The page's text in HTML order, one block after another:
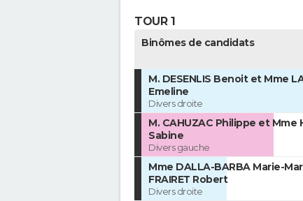
TOUR 1
Binômes de candidats
M. DESENLIS Benoit et Mme
Emeline
Divers droite
M. CAHUZAC Philippe et Mme
Sabine
Divers gauche
Mme DALLA-BARBA Marie-
FRAIRET Robert
Divers droite